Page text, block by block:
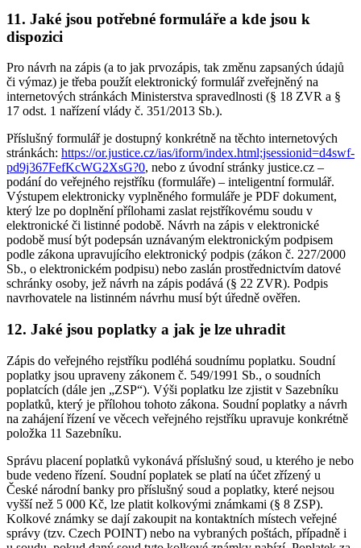
11. Jaké jsou potřebné formuláře a kde jsou k
dispozici
Pro návrh na zápis (a to jak prvozápis, tak změnu zapsaných údajů
či výmaz) je třeba použít elektronický formulář zveřejněný na
internetových stránkách Ministerstva spravedlnosti (§ 18 ZVR a §
17 odst. 1 nařízení vlády č. 351/2013 Sb.).
Příslušný formulář je dostupný konkrétně na těchto internetových
stránkách: https://or.justice.cz/ias/iform/index.html;jsessionid=d4swf-
pd9j367FefKcWG2XsG?0, nebo z úvodní stránky justice.cz –
podání do veřejného rejstříku (formuláře) – inteligentní formulář.
Výstupem elektronicky vyplněného formuláře je PDF dokument,
který lze po doplnění přílohami zaslat rejstříkovému soudu v
elektronické či listinné podobě. Návrh na zápis v elektronické
podobě musí být podepsán uznávaným elektronickým podpisem
podle zákona upravujícího elektronický podpis (zákon č. 227/2000
Sb., o elektronickém podpisu) nebo zaslán prostřednictvím datové
schránky osoby, jež návrh na zápis podává (§ 22 ZVR). Podpis
navrhovatele na listinném návrhu musí být úředně ověřen.
12. Jaké jsou poplatky a jak je lze uhradit
Zápis do veřejného rejstříku podléhá soudnímu poplatku. Soudní
poplatky jsou upraveny zákonem č. 549/1991 Sb., o soudních
poplatcích (dále jen „ZSP“). Výši poplatku lze zjistit v Sazebníku
poplatků, který je přílohou tohoto zákona. Soudní poplatky a návrh
na zahájení řízení ve věcech veřejného rejstříku upravuje konkrétně
položka 11 Sazebníku.
Správu placení poplatků vykonává příslušný soud, u kterého je nebo
bude vedeno řízení. Soudní poplatek se platí na účet zřízený u
České národní banky pro příslušný soud a poplatky, které nejsou
vyšší než 5 000 Kč, lze platit kolkovými známkami (§ 8 ZSP).
Kolkové známky se dají zakoupit na kontaktních místech veřejné
správy (tzv. Czech POINT) nebo na vybraných poštách, případně i